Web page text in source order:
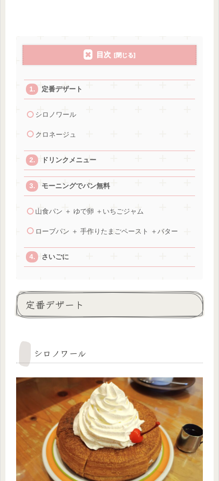
目次
定番デザート
シロノワール
クロネージュ
ドリンクメニュー
モーニングでパン無料
山食パン ＋ ゆで卵 ＋いちごジャム
ローブパン ＋ 手作りたまごペースト ＋バター
さいごに
定番デザート
シロノワール